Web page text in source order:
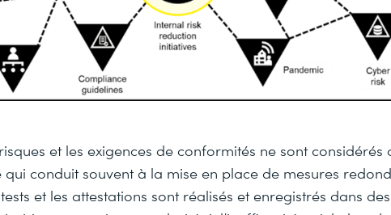
et les exigences de conformités ne sont considérés
qui conduit souvent à la mise en place de mesures
et les attestations sont réalisés et enregistrés dans